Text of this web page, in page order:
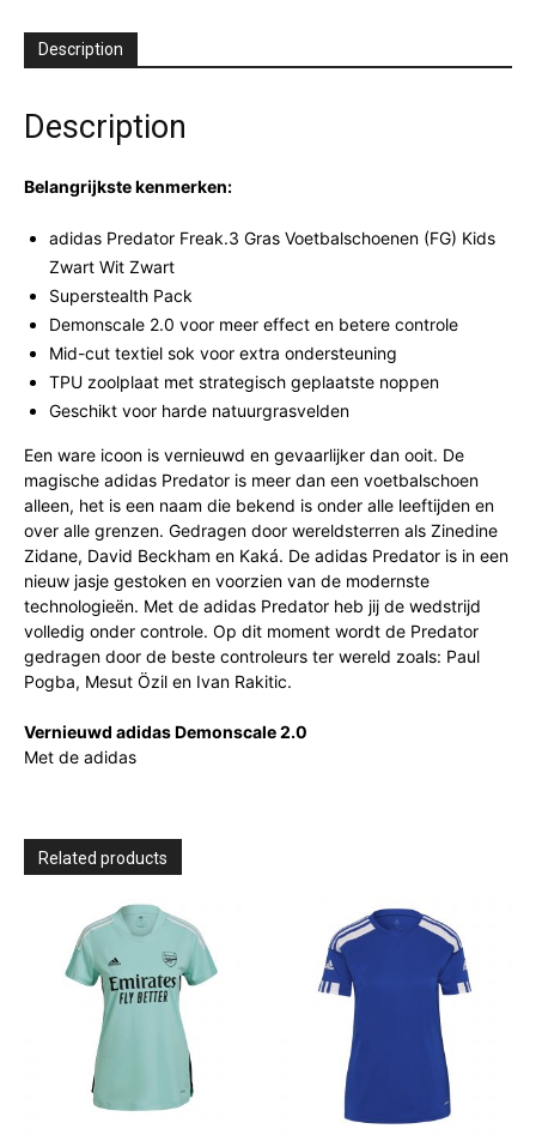
Description
Description
Belangrijkste kenmerken:
adidas Predator Freak.3 Gras Voetbalschoenen (FG) Kids
Zwart Wit Zwart
Superstealth Pack
Demonscale 2.0 voor meer effect en betere controle
Mid-cut textiel sok voor extra ondersteuning
TPU zoolplaat met strategisch geplaatste noppen
Geschikt voor harde natuurgrasvelden
Een ware icoon is vernieuwd en gevaarlijker dan ooit. De
magische adidas Predator is meer dan een voetbalschoen
alleen, het is een naam die bekend is onder alle leeftijden en
over alle grenzen. Gedragen door wereldsterren als Zinedine
Zidane, David Beckham en Kaká. De adidas Predator is in een
nieuw jasje gestoken en voorzien van de modernste
technologieën. Met de adidas Predator heb jij de wedstrijd
volledig onder controle. Op dit moment wordt de Predator
gedragen door de beste controleurs ter wereld zoals: Paul
Pogba, Mesut Özil en Ivan Rakitic.
Vernieuwd adidas Demonscale 2.0
Met de adidas
Related products